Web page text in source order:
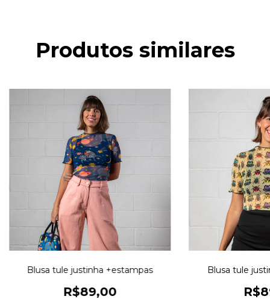
Produtos similares
Blusa tule justinha +estampas
R$89,00
Blusa tule